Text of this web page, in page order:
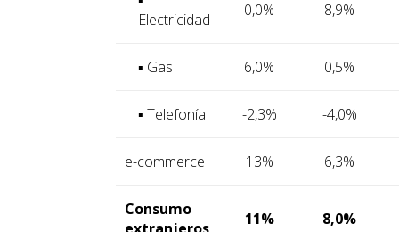
Electricidad
0,0% 8,9%
▪ Gas 6,0% 0,5%
▪ Telefonía -2,3% -4,0%
e-commerce 13% 6,3%
Consumo
11% 8,0%